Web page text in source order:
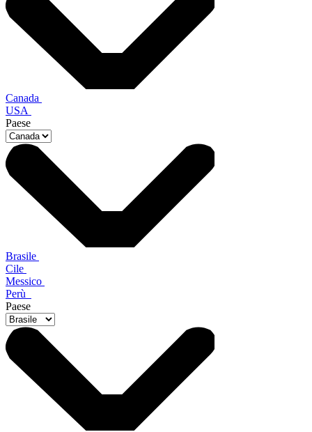
Canada
USA
Paese
Brasile
Cile
Messico
Perù
Paese